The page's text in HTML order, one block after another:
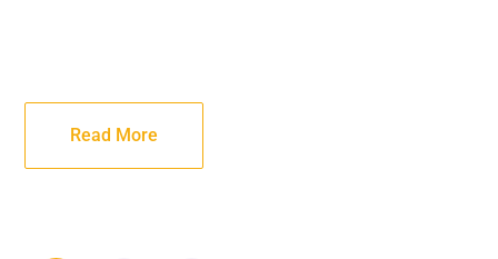
Read More